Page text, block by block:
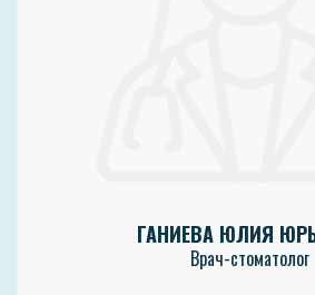
ГАНИЕВА ЮЛИЯ
Врач-стоматолог